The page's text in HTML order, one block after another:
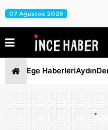
07 Ağustos 2026
Ege HaberleriAydın